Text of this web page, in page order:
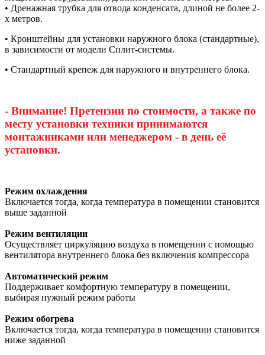
• Дренажная трубка для отвода конденсата, длиной не более 2-
х метров.
• Кронштейны для установки наружного блока (стандартные),
в зависимости от модели Сплит-системы.
• Стандартный крепеж для наружного и внутреннего блока.
- Внимание! Претензии по стоимости, а также по
месту установки техники принимаются
монтажниками или менеджером - в день её
установки.
Режим охлаждения
Включается тогда, когда температура в помещении становится
выше заданной
Режим вентиляции
Осуществляет циркуляцию воздуха в помещении с помощью
вентилятора внутреннего блока без включения компрессора
Автоматический режим
Поддерживает комфортную температуру в помещении,
выбирая нужный режим работы
Режим обогрева
Включается тогда, когда температура в помещении становится
ниже заданной